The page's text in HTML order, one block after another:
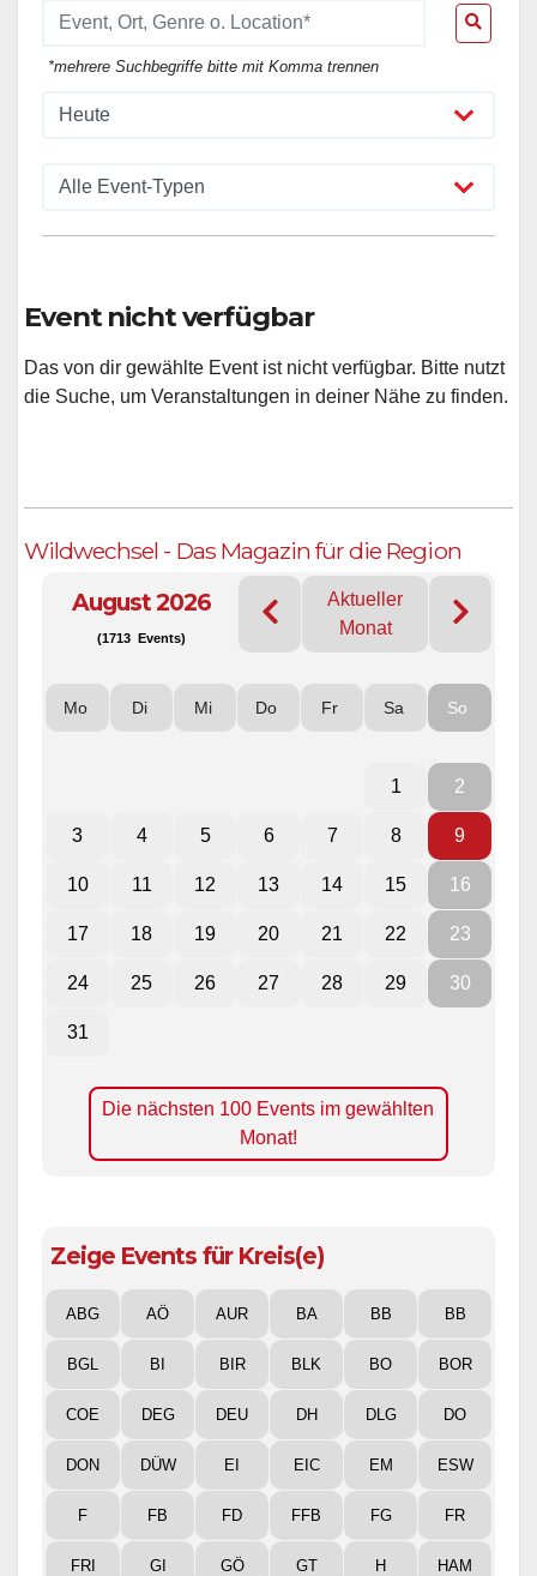
*mehrere Suchbegriffe bitte mit Komma trennen
Event nicht verfügbar
Das von dir gewählte Event ist nicht verfügbar. Bitte nutzt
die Suche, um Veranstaltungen in deiner Nähe zu finden.
Wildwechsel - Das Magazin für die Region
August 2026
(1713 Events)
Aktueller
Monat
Mo Di Mi Do Fr Sa So
1 2
3 4 5 6 7 8 9
10 11 12 13 14 15 16
17 18 19 20 21 22 23
24 25 26 27 28 29 30
31
Die nächsten 100 Events im gewählten
Monat!
Zeige Events für Kreis(e)
ABG AÖ AUR BA BB BB
BGL BI BIR BLK BO BOR
COE DEG DEU DH DLG DO
DON DÜW EI EIC EM ESW
F FB FD FFB FG FR
FRI GI GÖ GT H HAM